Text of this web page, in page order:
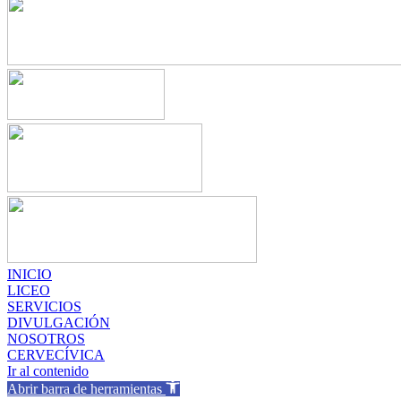
INICIO
LICEO
SERVICIOS
DIVULGACIÓN
NOSOTROS
CERVECÍVICA
Ir al contenido
Abrir barra de herramientas